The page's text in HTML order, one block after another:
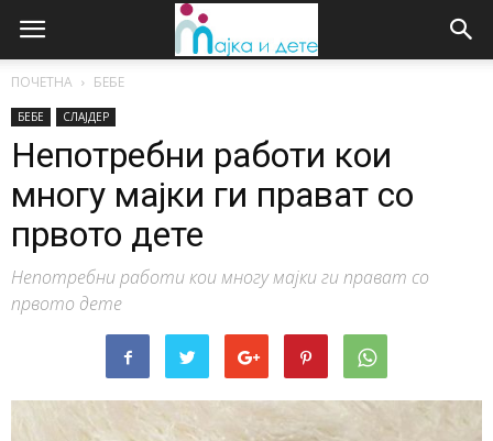
ПОЧЕТНА БЕБЕ
БЕБЕ СЛАЈДЕР
Непотребни работи кои
многу мајки ги прават со
првото дете
Непотребни работи кои многу мајки ги прават со
првото дете